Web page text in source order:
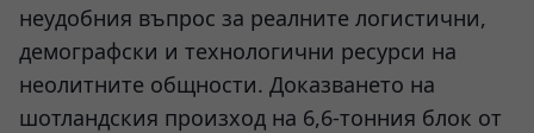
неудобния въпрос за реалните логистични,
демографски и технологични ресурси на
неолитните общности. Доказването на
шотландския произход на 6,6-тонния блок от